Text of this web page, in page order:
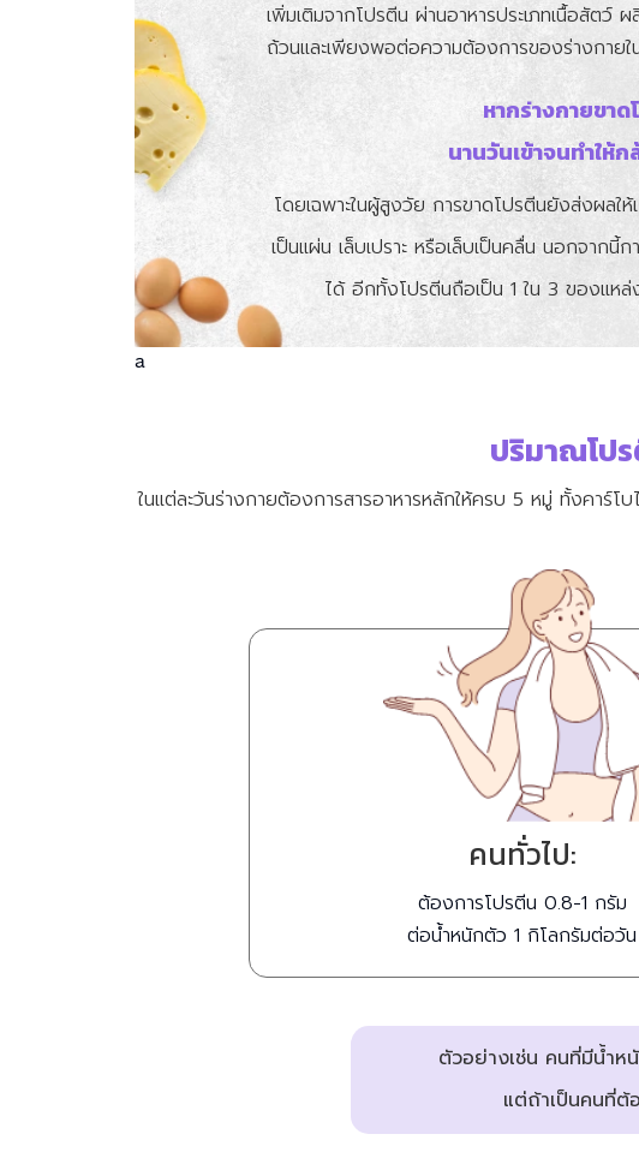
เพิ่มเติมจากโปรตีน ผ่านอาหารประเภทเนื้อสั
ถ้วนและเพียงพอต่อความต้องการของร่างกายใ
หากร่างกายขา
นานวันเข้าจนทำให้
โดยเฉพาะในผู้สูงวัย การขาดโปรตีนยังส่งผล
เป็นแผ่น เล็บเปราะ หรือเล็บเป็นคลื่น นอกจาก
ได้ อีกทั้งโปรตีนถือเป็น 1 ใน 3 ของแหล่
a
ปริมาณโป
ในแต่ละวันร่างกายต้องการสารอาหารหลักให้ครบ 5 หมู่ ทั้งคาร์
คนทั่วไป:
ต้องการโปรตีน 0.8-1 กรัม
ต่อน้ำหนักตัว 1 กิโลกรัมต่อวัน
ตัวอย่างเช่น คนที่มีน้ำห
แต่ถ้าเป็นคนที่ต้